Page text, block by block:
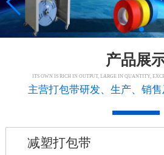
产品展
ITS OWN IS RICH IN OUTPUT, LARGE IN QUANTITY,
主营打包带研发、生产、销
减塑打包带